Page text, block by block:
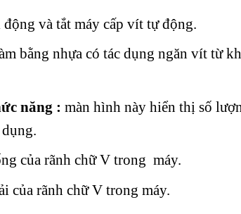
và tắt máy cấp vít tự động.
bằng nhựa có tác dụng ngăn vít từ
năng : màn hình này hiển thị số
của rãnh chữ V trong máy.
của rãnh chữ V trong máy.